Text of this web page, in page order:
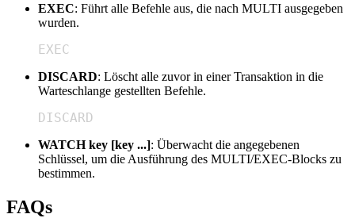
EXEC: Führt alle Befehle aus, die nach MULTI ausgegeben
wurden.
EXEC
DISCARD: Löscht alle zuvor in einer Transaktion in die
Warteschlange gestellten Befehle.
DISCARD
WATCH key [key ...]: Überwacht die angegebenen
Schlüssel, um die Ausführung des MULTI/EXEC-Blocks zu
bestimmen.
FAQs